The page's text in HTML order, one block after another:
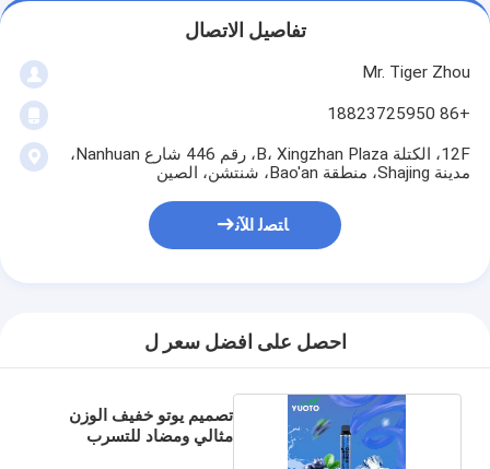
تفاصيل الاتصال
Mr. Tiger Zhou
+86 18823725950
12F، الكتلة B، Xingzhan Plaza، رقم 446 شارع Nanhuan،
مدينة Shajing، منطقة Bao'an، شنتشن، الصين
ﺎﺘﺼﻟ ﺍﻶﻧ
احصل على افضل سعر ل
تصميم يوتو خفيف الوزن
مثالي ومضاد للتسرب